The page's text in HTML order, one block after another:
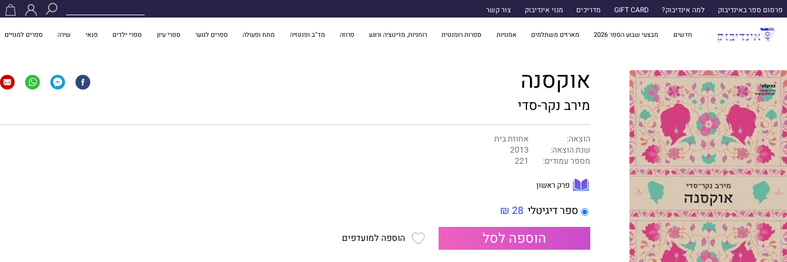
פרסום ספר באינדיבוק למה אינדיבוק? GIFT CARD מדריכים מנוי אינדיבוק צור קשר
חדשים מבצעי שבוע הספר 2026 מארזים משתלמים אמנויות ספרות רומנטית רוחניות, מדיטציה ורוגע פרוזה מד"ב ופנטזיה מתח ופעולה ספרים לנוער ספרי עיון ספרי ילדים פנאי שירה ספרים למנויים
אוקסנה
מירב נקר-סדי
הוצאה:
אחוזת בית
שנת הוצאה:
2013
מספר עמודים:
221
פרק ראשון
ספר דיגיטלי 28 ₪
הוספה לסל הוספה למועדפים